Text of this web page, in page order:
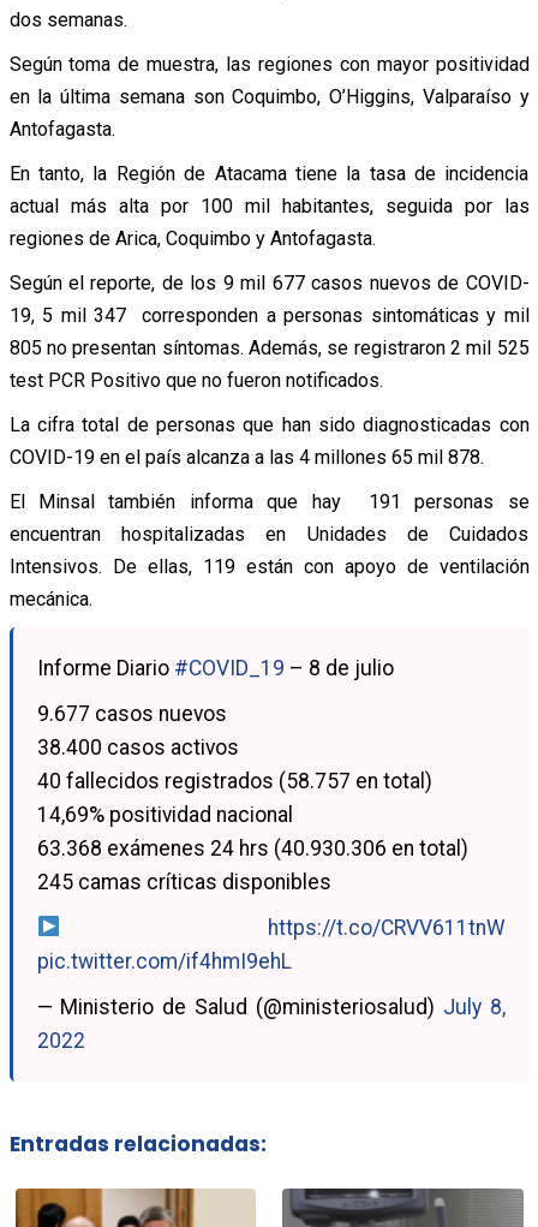
dos semanas.
Según toma de muestra, las regiones con mayor positividad
en la última semana son Coquimbo, O’Higgins, Valparaíso y
Antofagasta.
En tanto, la Región de Atacama tiene la tasa de incidencia
actual más alta por 100 mil habitantes, seguida por las
regiones de Arica, Coquimbo y Antofagasta.
Según el reporte, de los 9 mil 677 casos nuevos de COVID-
19, 5 mil 347 corresponden a personas sintomáticas y mil
805 no presentan síntomas. Además, se registraron 2 mil 525
test PCR Positivo que no fueron notificados.
La cifra total de personas que han sido diagnosticadas con
COVID-19 en el país alcanza a las 4 millones 65 mil 878.
El Minsal también informa que hay 191 personas se
encuentran hospitalizadas en Unidades de Cuidados
Intensivos. De ellas, 119 están con apoyo de ventilación
mecánica.
Informe Diario #COVID_19 – 8 de julio
9.677 casos nuevos
38.400 casos activos
40 fallecidos registrados (58.757 en total)
14,69% positividad nacional
63.368 exámenes 24 hrs (40.930.306 en total)
245 camas críticas disponibles
https://t.co/CRVV611tnW
pic.twitter.com/if4hmI9ehL
— Ministerio de Salud (@ministeriosalud) July 8,
2022
Entradas relacionadas: